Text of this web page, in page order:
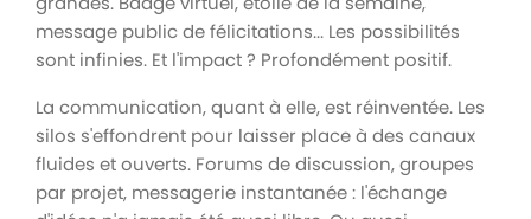
message public de félicitations... Les possibilités
sont infinies. Et l'impact ? Profondément positif.
La communication, quant à elle, est réinventée. Les
silos s'effondrent pour laisser place à des canaux
fluides et ouverts. Forums de discussion, groupes
par projet, messagerie instantanée : l'échange